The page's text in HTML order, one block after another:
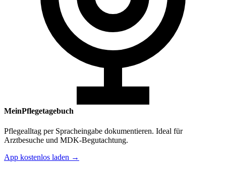
MeinPflegetagebuch
Pflegealltag per Spracheingabe dokumentieren. Ideal für
Arztbesuche und MDK-Begutachtung.
App kostenlos laden →